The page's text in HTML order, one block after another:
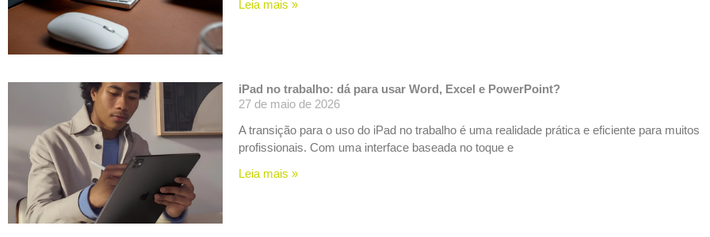
Leia mais »
iPad no trabalho: dá para usar Word, Excel e PowerPoint?
27 de maio de 2026
A transição para o uso do iPad no trabalho é uma realidade prática e eficiente para muitos
profissionais. Com uma interface baseada no toque e
Leia mais »